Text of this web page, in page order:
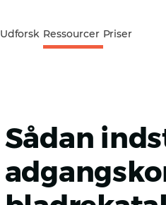
Udforsk Ressourcer Priser
Sådan